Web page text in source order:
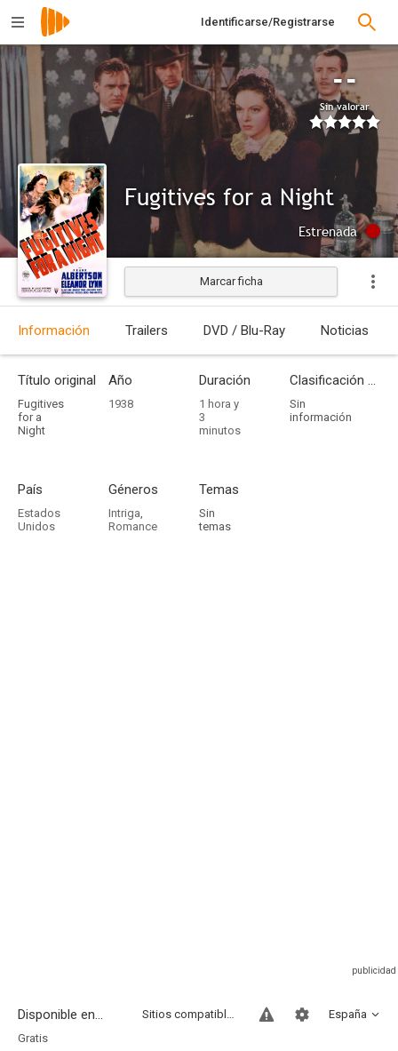
Identificarse/Registrarse
--
Sin valorar
Fugitives for a Night
Estrenada
Marcar ficha
Información Trailers DVD / Blu-Ray Noticias
Título original
Fugitives
for a
Night
Año
1938
Duración
1 hora y
3
minutos
Clasificación por edades
Sin
información
País
Estados
Unidos
Géneros
Intriga,
Romance
Temas
Sin
temas
Disponible en... España
Sitios compatibles
Gratis